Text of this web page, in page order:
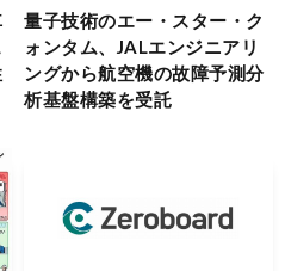
量子技術のエー・スター・ク
ォンタム、JALエンジニアリ
ングから航空機の故障予測分
析基盤構築を受託